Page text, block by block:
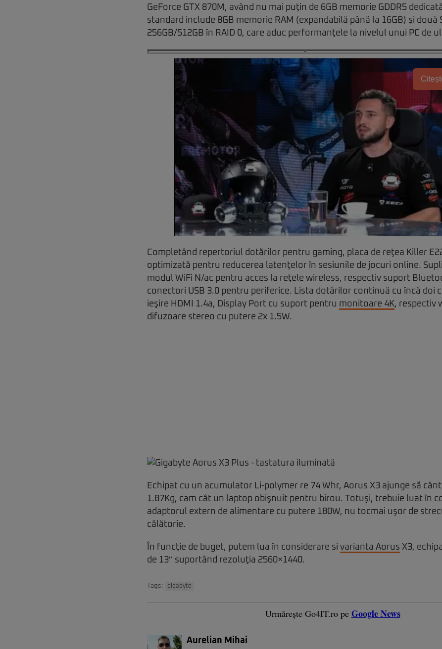
GeForce GTX 870M, având nu mai puţin de 6GB memorie GDDR5
standard include 8GB memorie RAM (expandabilă până la 16GB) şi două
256GB/512GB în RAID 0, care aduc performanţele la nivelul unui PC de
Completând repertoriul dotărilor pentru gaming, placa de reţea Killer
optimizată pentru reducerea latenţelor în sesiunile de jocuri online.
modul WiFi N/ac pentru acces la reţele wireless, respectiv suport
conectori USB 3.0 pentru periferice. Lista dotărilor continuă cu încă doi
ieşire HDMI 1.4a, Display Port cu suport pentru monitoare 4K, respectiv
difuzoare stereo cu putere 2x 1.5W.
Echipat cu un acumulator Li-polymer re 74 Whr, Aorus X3 ajunge să
1.87Kg, cam cât un laptop obişnuit pentru birou. Totuşi, trebuie luat în
adaptorul extern de alimentare cu putere 180W, nu tocmai uşor de
călătorie.
În funcţie de buget, putem lua în considerare si varianta Aorus X3,
de 13″ suportând rezoluţia 2560×1440.
Tags: gigabyte
Urmărește Go4IT.ro pe Google News
Aurelian Mihai